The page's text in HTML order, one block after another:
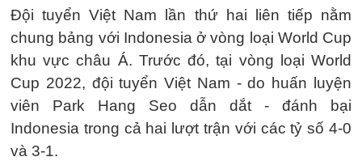
Đội tuyển Việt Nam lần thứ hai liên tiếp nằm
chung bảng với Indonesia ở vòng loại World Cup
khu vực châu Á. Trước đó, tại vòng loại World
Cup 2022, đội tuyển Việt Nam - do huấn luyện
viên Park Hang Seo dẫn dắt - đánh bại
Indonesia trong cả hai lượt trận với các tỷ số 4-0
và 3-1.